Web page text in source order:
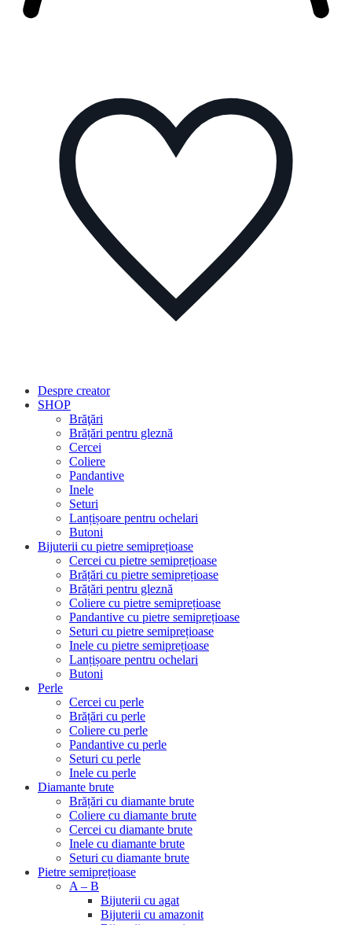
Despre creator
SHOP
Brăţări
Brățări pentru gleznă
Cercei
Coliere
Pandantive
Inele
Seturi
Lanțișoare pentru ochelari
Butoni
Bijuterii cu pietre semiprețioase
Cercei cu pietre semiprețioase
Brățări cu pietre semiprețioase
Brățări pentru gleznă
Coliere cu pietre semiprețioase
Pandantive cu pietre semiprețioase
Seturi cu pietre semiprețioase
Inele cu pietre semiprețioase
Lanțișoare pentru ochelari
Butoni
Perle
Cercei cu perle
Brățări cu perle
Coliere cu perle
Pandantive cu perle
Seturi cu perle
Inele cu perle
Diamante brute
Brățări cu diamante brute
Coliere cu diamante brute
Cercei cu diamante brute
Inele cu diamante brute
Seturi cu diamante brute
Pietre semiprețioase
A – B
Bijuterii cu agat
Bijuterii cu amazonit